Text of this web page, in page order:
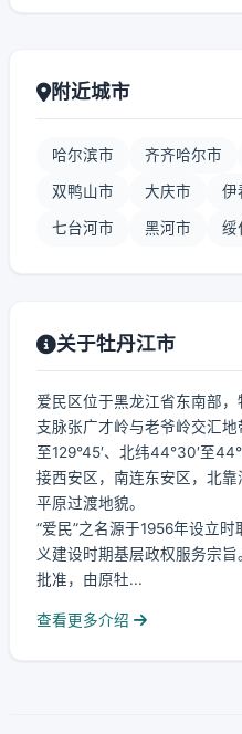
附近城市
哈尔滨市 齐齐哈尔市
双鸭山市 大庆市 伊
七台河市 黑河市 绥
关于牡丹江市
爱民区位于黑龙江省东南部
支脉张广才岭与老爷岭交汇
至129°45′、北纬44°30′至
接西安区，南连东安区，北
平原过渡地貌。
“爱民”之名源于1956年设立
义建设时期基层政权服务宗
批准，由原牡...
查看更多介绍